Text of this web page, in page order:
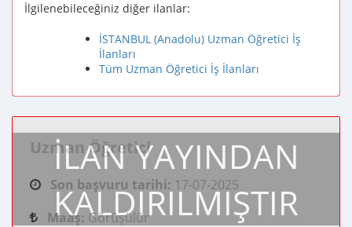
İlgilenebileceğiniz diğer ilanlar:
İSTANBUL (Anadolu) Uzman Öğretici İş
İlanları
Tüm Uzman Öğretici İş İlanları
İLAN YAYINDAN
KALDIRILMIŞTIR
Uzman Öğretici
Son başvuru tarihi: 17-07-2025
Maaş: Görüşülür